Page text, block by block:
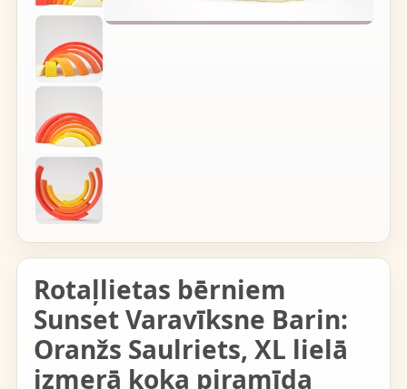
Rotaļlietas bērniem
Sunset Varavīksne Barin:
Oranžs Saulriets, XL lielā
izmerā koka piramīda